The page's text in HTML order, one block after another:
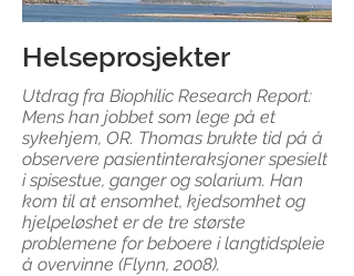
Helseprosjekter
Utdrag fra Biophilic Research Report:
Mens han jobbet som lege på et
sykehjem, OR. Thomas brukte tid på å
observere pasientinteraksjoner spesielt
i spisestue, ganger og solarium. Han
kom til at ensomhet, kjedsomhet og
hjelpeløshet er de tre største
problemene for beboere i langtidspleie
å overvinne (Flynn, 2008).